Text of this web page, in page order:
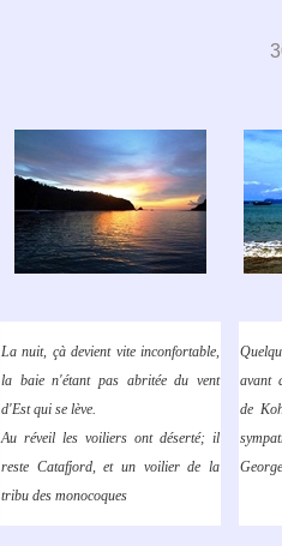
La nuit, çà devient vite inconfortable,
la baie n'étant pas abritée du vent
d'Est qui se lève.
Au réveil les voiliers ont déserté; il
reste Catafjord, et un voilier de la
tribu des monocoques
avant
de